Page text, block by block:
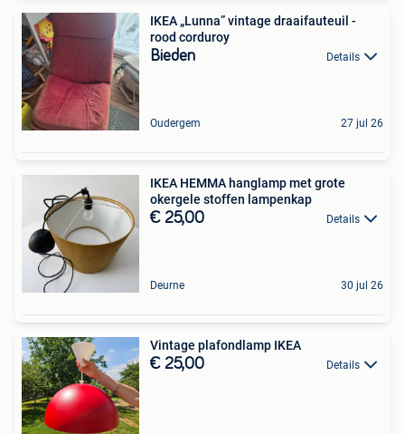
IKEA „Lunna” vintage draaifauteuil -
rood corduroy
Bieden Details
Oudergem 27 jul 26
IKEA HEMMA hanglamp met grote
okergele stoffen lampenkap
€ 25,00 Details
Deurne 30 jul 26
Vintage plafondlamp IKEA
€ 25,00 Details